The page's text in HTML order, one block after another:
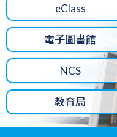
eClass
電子圖書館
NCS
教育局